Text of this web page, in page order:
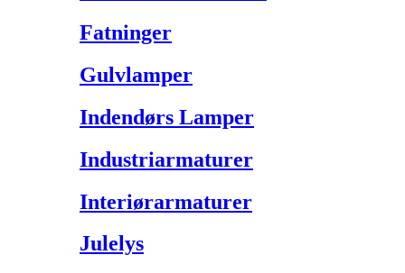
Fatninger
Gulvlamper
Indendørs Lamper
Industriarmaturer
Interiørarmaturer
Julelys